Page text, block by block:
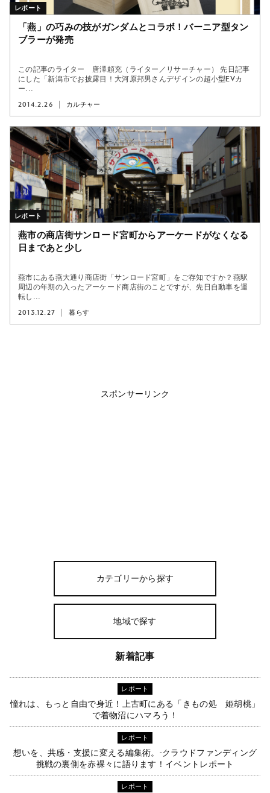
「燕」の巧みの技がガンダムとコラボ！バーニア型タン
ブラーが発売
この記事のライター 唐澤頼充（ライター／リサーチャー） 先日記事
にした「新潟市でお披露目！大河原邦男さんデザインの超小型EVカ
ー...
2014.2.26 カルチャー
レポート
燕市の商店街サンロード宮町からアーケードがなくなる
日まであと少し
燕市にある燕大通り商店街「サンロード宮町」をご存知ですか？燕駅
周辺の年期の入ったアーケード商店街のことですが、先日自動車を運
転し...
2013.12.27 暮らす
レポート
スポンサーリンク
カテゴリーから探す
地域で探す
新着記事
レポート
憧れは、もっと自由で身近！上古町にある「きもの処 姫胡桃」
で着物沼にハマろう！
レポート
想いを、共感・支援に変える編集術。-クラウドファンディング
挑戦の裏側を赤裸々に語ります！イベントレポート
レポート